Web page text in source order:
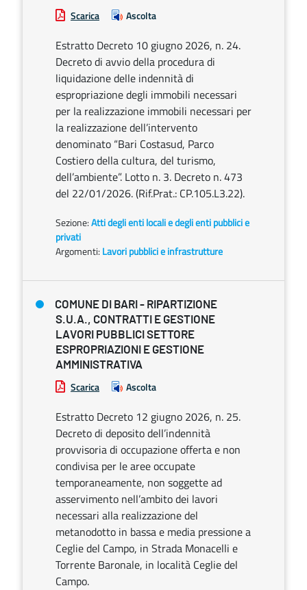
Scarica Ascolta
Estratto Decreto 10 giugno 2026, n. 24.
Decreto di avvio della procedura di
liquidazione delle indennità di
espropriazione degli immobili necessari
per la realizzazione immobili necessari per
la realizzazione dell’intervento
denominato “Bari Costasud, Parco
Costiero della cultura, del turismo,
dell’ambiente”. Lotto n. 3. Decreto n. 473
del 22/01/2026. (Rif.Prat.: CP.105.L3.22).
Sezione:Atti degli enti locali e degli enti pubblici e
privati
Argomenti: Lavori pubblici e infrastrutture
COMUNE DI BARI - RIPARTIZIONE
S.U.A., CONTRATTI E GESTIONE
LAVORI PUBBLICI SETTORE
ESPROPRIAZIONI E GESTIONE
AMMINISTRATIVA
Scarica Ascolta
Estratto Decreto 12 giugno 2026, n. 25.
Decreto di deposito dell’indennità
provvisoria di occupazione offerta e non
condivisa per le aree occupate
temporaneamente, non soggette ad
asservimento nell’ambito dei lavori
necessari alla realizzazione del
metanodotto in bassa e media pressione a
Ceglie del Campo, in Strada Monacelli e
Torrente Baronale, in località Ceglie del
Campo.